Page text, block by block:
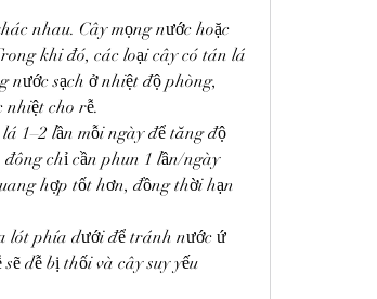
nhau. Cây mọng nước hoặc
khi đó, các loại cây có tán lá
nước sạch ở nhiệt độ phòng,
nhiệt cho rễ.
1–2 lần mỗi ngày để tăng độ
chỉ cần phun 1 lần/ngày
hợp tốt hơn, đồng thời hạn
lót phía dưới để tránh nước ứ
dễ bị thối và cây suy yếu